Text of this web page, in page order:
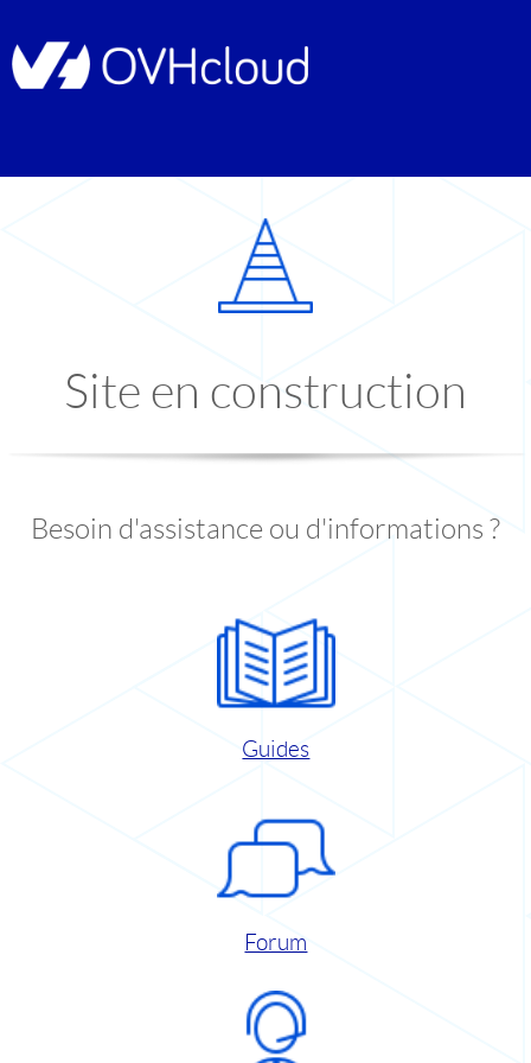
Site en construction
Besoin d'assistance ou d'informations ?
Guides
Forum